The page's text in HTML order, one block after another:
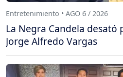
Entretenimiento • AGO 6 / 2026
La Negra Candela desató
Jorge Alfredo Vargas